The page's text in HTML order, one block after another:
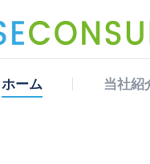
ホーム 当社紹
ホーム 当社紹